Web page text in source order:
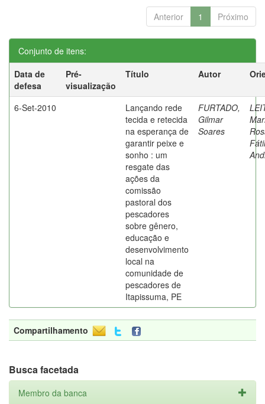
Anterior 1 Próximo
Conjunto de itens:
Data de
defesa
Pré-
visualização
Título Autor
6-Set-2010
Lançando rede
tecida e retecida
na esperança de
garantir peixe e
sonho : um
resgate das
ações da
comissão
pastoral dos
pescadores
sobre gênero,
educação e
desenvolvimento
local na
comunidade de
pescadores de
Itapissuma, PE
FURTADO,
Gilmar
Soares
Compartilhamento
Busca facetada
Membro da banca